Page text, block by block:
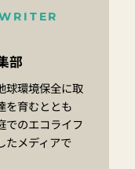
部
球環境保全に取
を育むととも
でのエコライフ
たメディアで